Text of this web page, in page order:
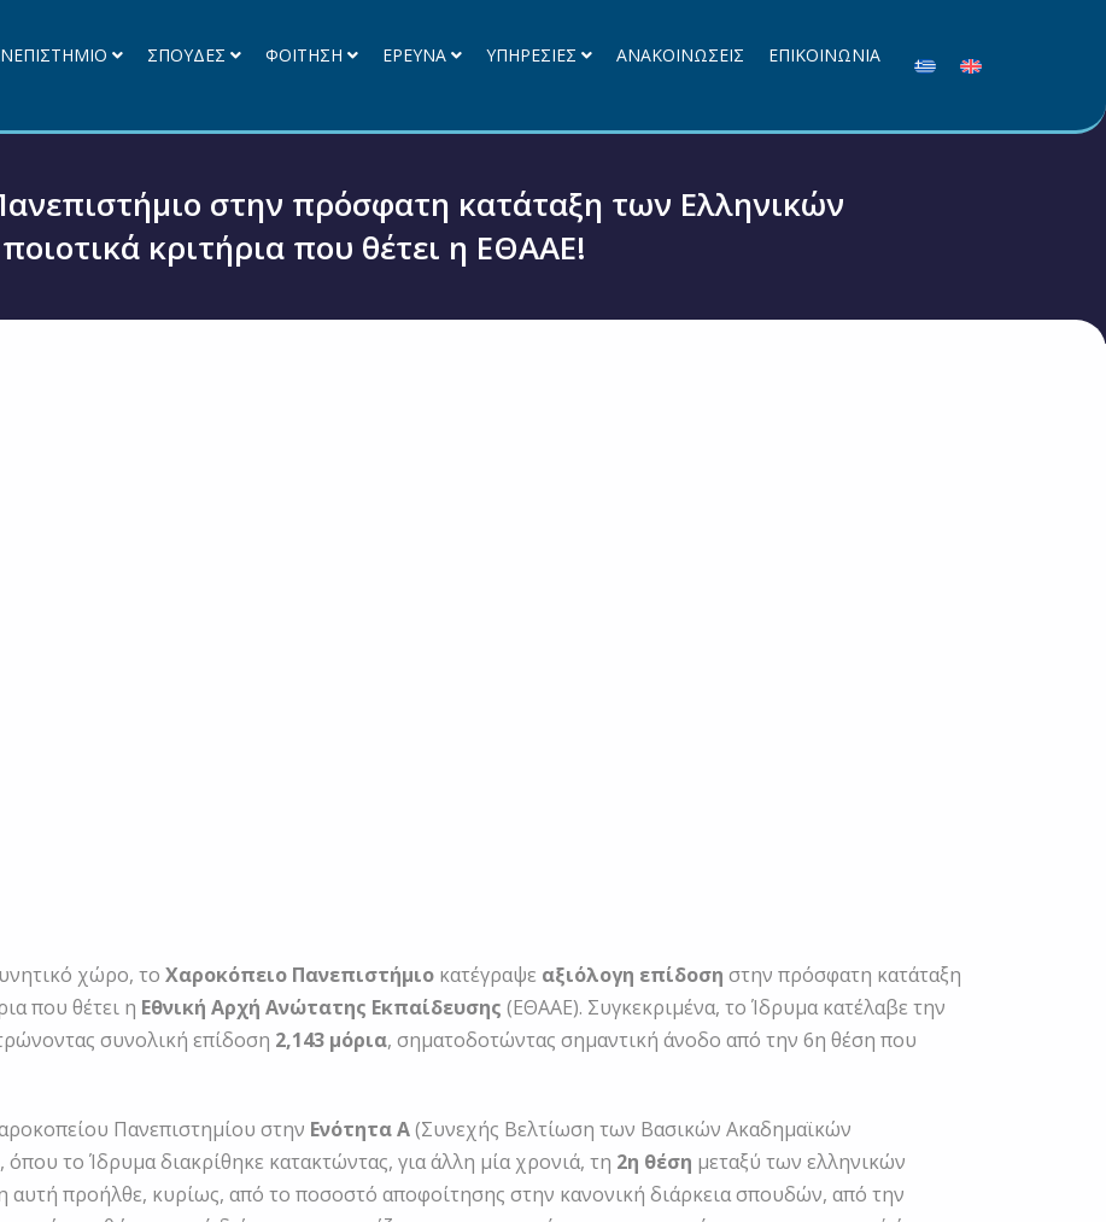
ΣΠΟΥΔΕΣ ΦΟΙΤΗΣΗ ΕΡΕΥΝΑ ΥΠΗΡΕΣΙΕΣ ΑΝΑΚΟΙΝΩΣΕΙΣ ΕΠΙΚΟΙΝΩΝΙΑ
στην πρόσφατη κατάταξη των Ελληνικών
κριτήρια που θέτει η ΕΘΑΑΕ!
χώρο, το Χαροκόπειο Πανεπιστήμιο κατέγραψε αξιόλογη επίδοση στην πρόσφατη κατάταξη
που θέτει η Εθνική Αρχή Ανώτατης Εκπαίδευσης (ΕΘΑΑΕ). Συγκεκριμένα, το Ίδρυμα κατέλαβε την
συνολική επίδοση 2,143 μόρια, σηματοδοτώντας σημαντική άνοδο από την 6η θέση που
Πανεπιστημίου στην Ενότητα Α(Συνεχής Βελτίωση των Βασικών Ακαδημαϊκών
το Ίδρυμα διακρίθηκε κατακτώντας, για άλλη μία χρονιά, τη 2η θέση μεταξύ των ελληνικών
αυτή προήλθε, κυρίως, από το ποσοστό αποφοίτησης στην κανονική διάρκεια σπουδών, από την